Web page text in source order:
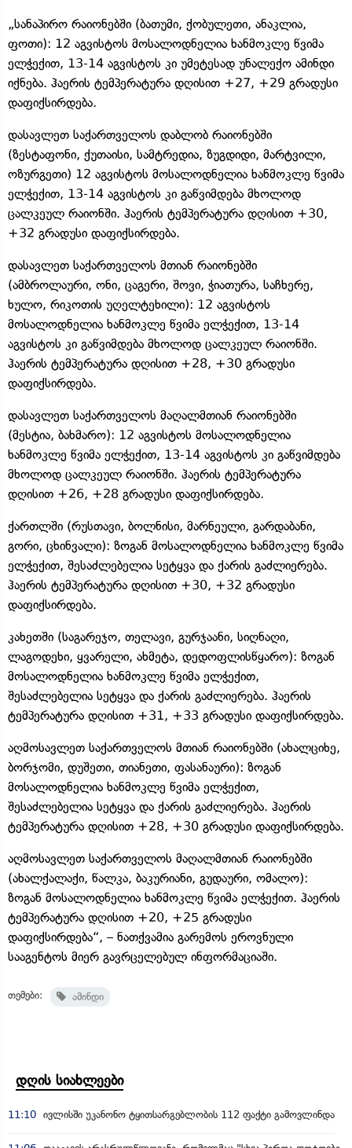
„სანაპირო რაიონებში (ბათუმი, ქობულეთი, ანაკლია,
ფოთი): 12 აგვისტოს მოსალოდნელია ხანმოკლე წვიმა
ელჭექით, 13-14 აგვისტოს კი უმეტესად უნალექო ამინდი
იქნება. ჰაერის ტემპერატურა დღისით +27, +29 გრადუსი
დაფიქსირდება.
დასავლეთ საქართველოს დაბლობ რაიონებში
(ზესტაფონი, ქუთაისი, სამტრედია, ზუგდიდი, მარტვილი,
ოზურგეთი) 12 აგვისტოს მოსალოდნელია ხანმოკლე წვიმა
ელჭექით, 13-14 აგვისტოს კი გაწვიმდება მხოლოდ
ცალკეულ რაიონში. ჰაერის ტემპერატურა დღისით +30,
+32 გრადუსი დაფიქსირდება.
დასავლეთ საქართველოს მთიან რაიონებში
(ამბროლაური, ონი, ცაგერი, შოვი, ჭიათურა, საჩხერე,
ხულო, რიკოთის უღელტეხილი): 12 აგვისტოს
მოსალოდნელია ხანმოკლე წვიმა ელჭექით, 13-14
აგვისტოს კი გაწვიმდება მხოლოდ ცალკეულ რაიონში.
ჰაერის ტემპერატურა დღისით +28, +30 გრადუსი
დაფიქსირდება.
დასავლეთ საქართველოს მაღალმთიან რაიონებში
(მესტია, ბახმარო): 12 აგვისტოს მოსალოდნელია
ხანმოკლე წვიმა ელჭექით, 13-14 აგვისტოს კი გაწვიმდება
მხოლოდ ცალკეულ რაიონში. ჰაერის ტემპერატურა
დღისით +26, +28 გრადუსი დაფიქსირდება.
ქართლში (რუსთავი, ბოლნისი, მარნეული, გარდაბანი,
გორი, ცხინვალი): ზოგან მოსალოდნელია ხანმოკლე წვიმა
ელჭექით, შესაძლებელია სეტყვა და ქარის გაძლიერება.
ჰაერის ტემპერატურა დღისით +30, +32 გრადუსი
დაფიქსირდება.
კახეთში (საგარეჯო, თელავი, გურჯაანი, სიღნაღი,
ლაგოდეხი, ყვარელი, ახმეტა, დედოფლისწყარო): ზოგან
მოსალოდნელია ხანმოკლე წვიმა ელჭექით,
შესაძლებელია სეტყვა და ქარის გაძლიერება. ჰაერის
ტემპერატურა დღისით +31, +33 გრადუსი დაფიქსირდება.
აღმოსავლეთ საქართველოს მთიან რაიონებში (ახალციხე,
ბორჯომი, დუშეთი, თიანეთი, ფასანაური): ზოგან
მოსალოდნელია ხანმოკლე წვიმა ელჭექით,
შესაძლებელია სეტყვა და ქარის გაძლიერება. ჰაერის
ტემპერატურა დღისით +28, +30 გრადუსი დაფიქსირდება.
აღმოსავლეთ საქართველოს მაღალმთიან რაიონებში
(ახალქალაქი, წალკა, ბაკურიანი, გუდაური, ომალო):
ზოგან მოსალოდნელია ხანმოკლე წვიმა ელჭექით. ჰაერის
ტემპერატურა დღისით +20, +25 გრადუსი
დაფიქსირდება“, – ნათქვამია გარემოს ეროვნული
სააგენტოს მიერ გავრცელებულ ინფორმაციაში.
თემები: ამინდი
დღის სიახლეები
11:10 ივლისში უკანონო ტყითსარგებლობის 112 ფაქტი გამოვლინდა